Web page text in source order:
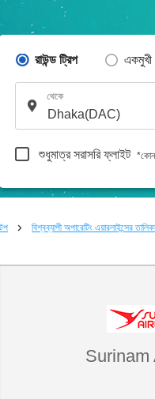
রাউন্ড ট্রিপ একমুখী
থেকে
শুধুমাত্র সরাসরি ফ্লাইট *কোন
টপ বিশ্বব্যাপী অপারেটিং এয়ারলাইন্সের তালিকা
Surinam